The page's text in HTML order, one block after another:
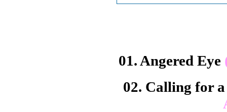
01. Angered Eye
02. Calling for